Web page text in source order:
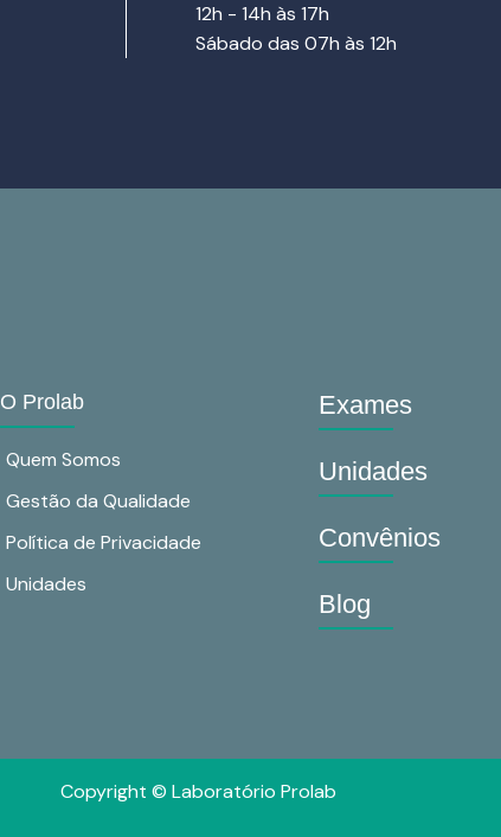
12h - 14h às 17h
Sábado das 07h às 12h
O Prolab
Quem Somos
Gestão da Qualidade
Política de Privacidade
Unidades
Exames
Unidades
Convênios
Blog
Copyright © Laboratório Prolab